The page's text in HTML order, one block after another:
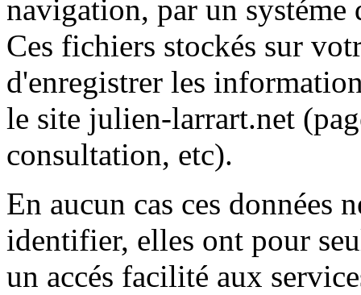
navigation, par un systéme
Ces fichiers stockés sur
d'enregistrer les
le site julien-larrart.net
consultation, etc).
En aucun cas ces données
identifier, elles ont pour
un accés facilité aux